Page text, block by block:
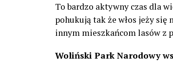
To bardzo aktywny czas dla
pohukują tak że włos jeży się
innym mieszkańcom lasów z
Woliński Park Narodowy